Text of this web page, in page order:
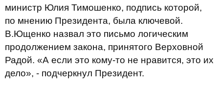
министр Юлия Тимошенко, подпись которой,
по мнению Президента, была ключевой.
В.Ющенко назвал это письмо логическим
продолжением закона, принятого Верховной
Радой. «А если это кому-то не нравится, это их
дело», - подчеркнул Президент.